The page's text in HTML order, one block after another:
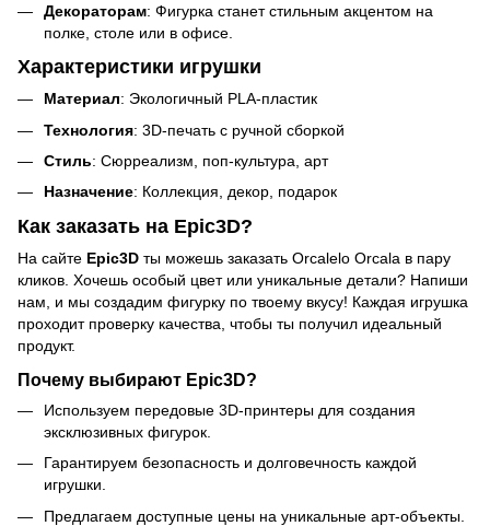
Декораторам: Фигурка станет стильным акцентом на
полке, столе или в офисе.
Характеристики игрушки
Материал: Экологичный PLA-пластик
Технология: 3D-печать с ручной сборкой
Стиль: Сюрреализм, поп-культура, арт
Назначение: Коллекция, декор, подарок
Как заказать на Epic3D?
На сайте Epic3D ты можешь заказать Orcalelo Orcala в пару
кликов. Хочешь особый цвет или уникальные детали? Напиши
нам, и мы создадим фигурку по твоему вкусу! Каждая игрушка
проходит проверку качества, чтобы ты получил идеальный
продукт.
Почему выбирают Epic3D?
Используем передовые 3D-принтеры для создания
эксклюзивных фигурок.
Гарантируем безопасность и долговечность каждой
игрушки.
Предлагаем доступные цены на уникальные арт-объекты.